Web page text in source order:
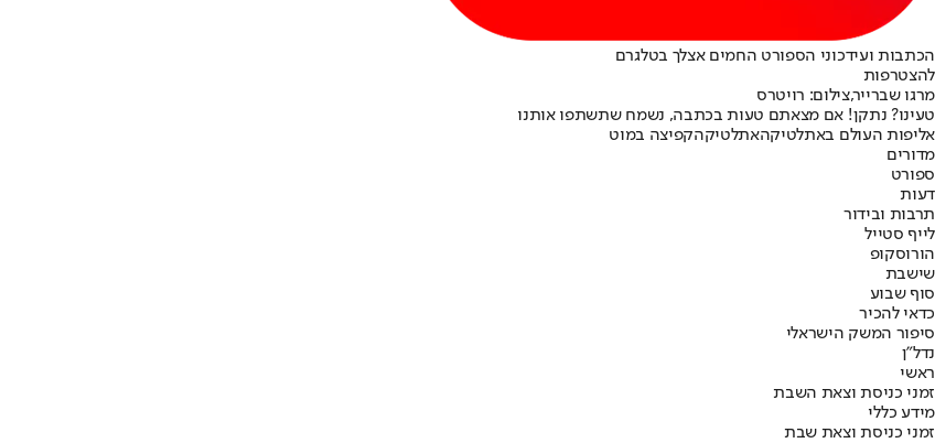
הכתבות ועידכוני הספורט החמים אצלך בטלגרם
להצטרפות
מרגו שברייר,צילום: רויטרס
טעינו? נתקן! אם מצאתם טעות בכתבה, נשמח שתשתפו אותנו
אליפות העולם באתלטיקהאתלטיקהקפיצה במוט
מדורים
ספורט
דעות
תרבות ובידור
לייף סטייל
הורוסקופ
שישבת
סוף שבוע
כדאי להכיר
סיפור המשק הישראלי
נדל"ן
ראשי
זמני כניסת וצאת השבת
מידע כללי
זמני כניסת וצאת שבת